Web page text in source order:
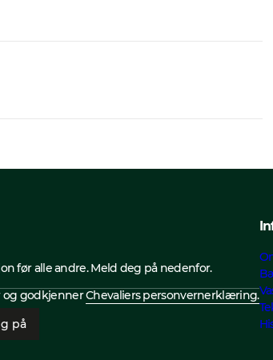
før alle andre. Meld deg på nedenfor.
og godkjennerChevaliers personvernerklæring.
på